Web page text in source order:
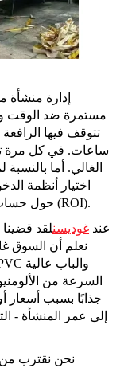
إدارة
مستمرة ضد الوقت
تتوقف فيها
ساعات. في كل مرة
الغالي. أما
اختيار أنظمة
حول حساب العائد على الاستثمار على المدى الطويل (ROI).
عند غوديسنلقد
نعلم أن السوق
السرعة من
إلى عمر المنشأة
نحن نقترب